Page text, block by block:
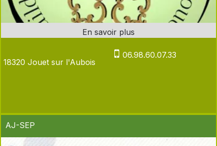
18320 Jouet sur l'Aubois
06.98.60.07.33
AJ-SEP